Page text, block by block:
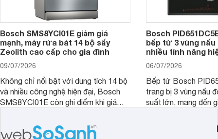
Bosch SMS8YCI01E giảm giá
mạnh, máy rửa bát 14 bộ sấy
Zeolith cao cấp cho gia đình
09/07/2026
Không chỉ nổi bật với dung tích 14 bộ
và nhiều công nghệ hiện đại, Bosch
SMS8YCI01E còn ghi điểm khi giá
thời điểm mới mở bán, mang lại tỷ lệ
giá trị/chi phí hấp dẫn hơn cho người
Bosch
bếp từ 3 vùng
nhiều tính năng
06/07/2026
Bếp từ Bosch
trang bị 3 vùng nấu
suất lớn, mang đến